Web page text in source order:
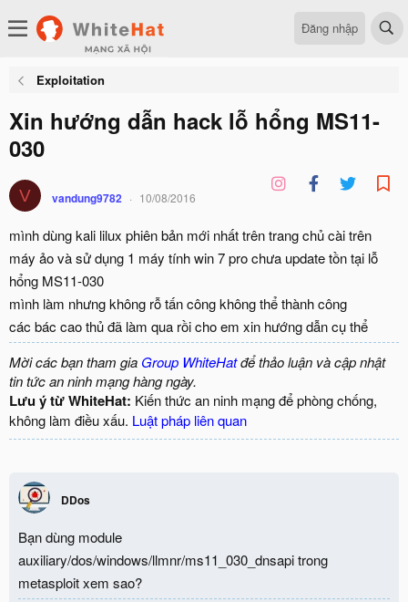
Đăng nhập
Exploitation
Xin hướng dẫn hack lỗ hổng MS11-
030
V vandung9782 10/08/2016
mình dùng kali lilux phiên bản mới nhất trên trang chủ cài trên
máy ảo và sử dụng 1 máy tính win 7 pro chưa update tồn tại lỗ
hổng MS11-030
mình làm nhưng không rỗ tấn công không thể thành công
các bác cao thủ đã làm qua rồi cho em xin hướng dẫn cụ thể
Mời các bạn tham gia Group WhiteHatđể thảo luận và cập nhật
tin tức an ninh mạng hàng ngày.
Lưu ý từ WhiteHat: Kiến thức an ninh mạng để phòng chống,
không làm điều xấu. Luật pháp liên quan
DDos
Bạn dùng module
auxiliary/dos/windows/llmnr/ms11_030_dnsapi trong
metasploit xem sao?